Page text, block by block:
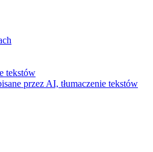
tekstów
przez AI, tłumaczenie tekstów